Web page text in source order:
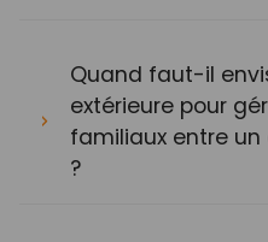
Quand faut-il
extérieure pour
familiaux entre
?